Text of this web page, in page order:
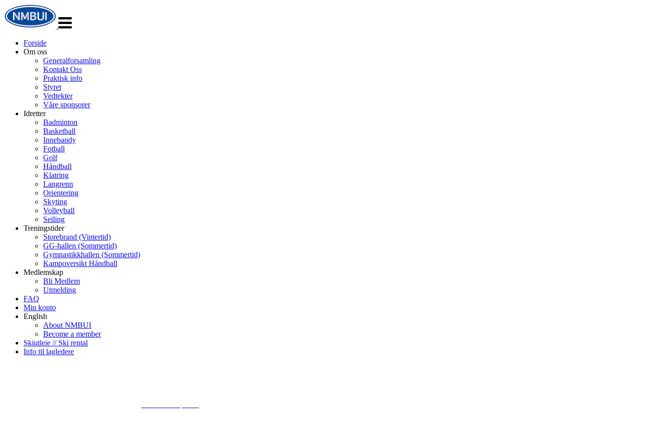
navigasjon
Forside
Om oss
Generalforsamling
Kontakt Oss
Praktisk info
Styret
Vedtekter
Våre sponsorer
Idretter
Badminton
Basketball
Innebandy
Fotball
Golf
Håndball
Klatring
Langrenn
Orientering
Skyting
Volleyball
Seiling
Treningstider
Storebrand (Vintertid)
GG-hallen (Sommertid)
Gymnastikkhallen (Sommertid)
Kampoversikt Håndball
Medlemskap
Bli Medlem
Utmelding
FAQ
Min konto
English
About NMBUI
Become a member
Skiutleie // Ski rental
Info til lagledere